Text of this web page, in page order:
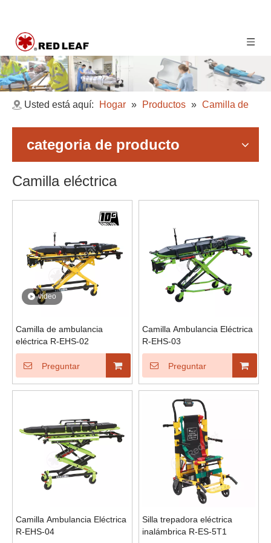
Usted está aquí: Hogar » Productos » Camilla de
categoria de producto
Camilla eléctrica
vídeo
Camilla de ambulancia
eléctrica R-EHS-02
Preguntar
Camilla Ambulancia Eléctrica
R-EHS-03
Preguntar
Camilla Ambulancia Eléctrica
R-EHS-04
Silla trepadora eléctrica
inalámbrica R-ES-5T1